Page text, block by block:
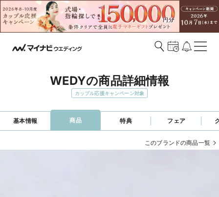
WEDYの商品詳細情報
カップル応援キャンペーン対象
基本情報 商品 特典 フェア
このブランドの商品一覧